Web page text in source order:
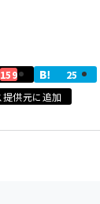
159
25
提供元に追加